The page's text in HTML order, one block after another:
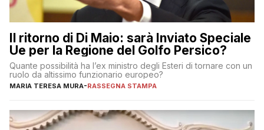
Il ritorno di Di Maio: sarà Inviato Speciale
Ue per la Regione del Golfo Persico?
Quante possibilità ha l’ex ministro degli Esteri di tornare con un
ruolo da altissimo funzionario europeo?
MARIA TERESA MURA-RASSEGNA STAMPA